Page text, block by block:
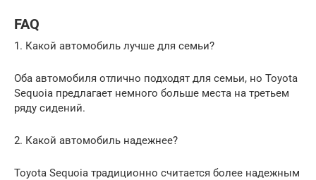
FAQ
1. Какой автомобиль лучше для семьи?
Оба автомобиля отлично подходят для семьи, но Toyota
Sequoia предлагает немного больше места на третьем
ряду сидений.
2. Какой автомобиль надежнее?
Toyota Sequoia традиционно считается более надежным